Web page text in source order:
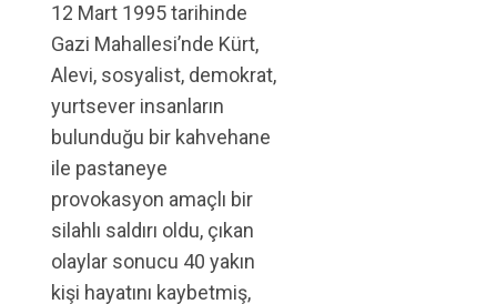
12 Mart 1995 tarihinde
Gazi Mahallesi’nde Kürt,
Alevi, sosyalist, demokrat,
yurtsever insanların
bulunduğu bir kahvehane
ile pastaneye
provokasyon amaçlı bir
silahlı saldırı oldu, çıkan
olaylar sonucu 40 yakın
kişi hayatını kaybetmiş,